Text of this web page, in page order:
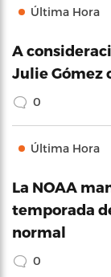
Última Hora
A
Julie Gómez
0
Última Hora
La NOAA
temporada
normal
0